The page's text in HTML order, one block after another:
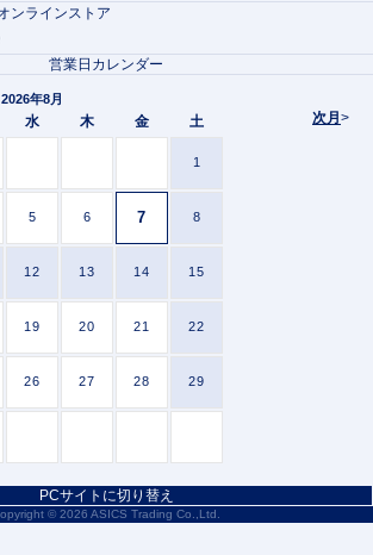
ンラインストア
次月>
営業日カレンダー
2026年8月
水 木 金 土
1
5 6 7 8
12 13 14 15
19 20 21 22
26 27 28 29
PCサイトに切り替え
© 2026 ASICS Trading Co.,Ltd.